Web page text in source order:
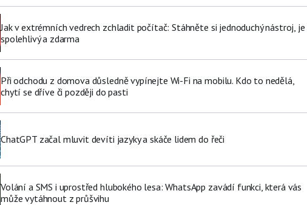
Jak v extrémních vedrech zchladit počítač: Stáhněte si jednoduchý nástroj, je
spolehlivý a zdarma
Při odchodu z domova důsledně vypínejte Wi-Fi na mobilu. Kdo to nedělá,
chytí se dříve či později do pasti
ChatGPT začal mluvit devíti jazyky a skáče lidem do řeči
Volání a SMS i uprostřed hlubokého lesa: WhatsApp zavádí funkci, která vás
může vytáhnout z průšvihu